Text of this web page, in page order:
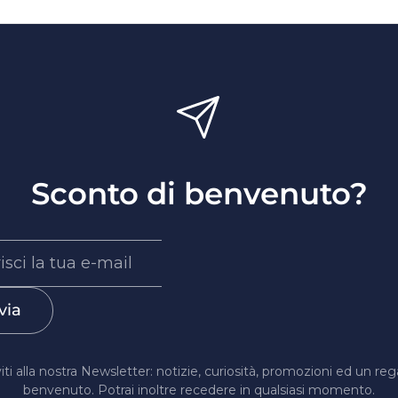
per un brut sans année, secco, floreale, dalla
perfette per sorprendere.
bene piatti strutturati di pesce, ostriche o
servito ben fresco, con due flûte e qualcosa da
rosé: quale preferire?
dall’occasione.
Secco, elegante, con note agrumate o minerali, è
in modo classico.
Sconto di benvenuto?
alla nostra Newsletter: notizie, curiosità, promozioni ed un
benvenuto. Potrai inoltre recedere in qualsiasi momento.